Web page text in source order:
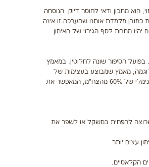
הוא מתכון ודאי לחוסר דיוק. הנוסחה
המציאות כמובן מלמדת אותנו שהערכה זו אינה
מתחת לסף הגירוי של האימון
הסיפור שונה לחלוטין. במאמץ
המנבאים עוצמת מאמץ דומה. לדוגמה, מאמץ שמבוצע בעצימות של
65% מהדופק המרבי שווה ערך למאמץ בעצימות של 60%-55% מצריכת החמצן המרבית. ערך זה אינו מגיע לסף הגירוי המינימלי של 60% מהצח"מ, המאפשר את
המרבי) אינה אופטימלית עבור מי שרוצה להפחית במשקל או לשפר את
עצים יותר.
הקלאסיים.